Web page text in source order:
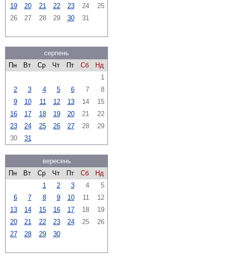
19
20 21 22 23 24
25
26
27 28 29 30 31
серпень
Пн
Вт Ср Чт Пт Сб
Нд
1
2
3 4 5 6 7
8
9
10 11 12 13 14
15
16
17 18 19 20 21
22
23
24 25 26 27 28
29
30
31
вересень
Пн
Вт Ср Чт Пт Сб
Нд
1
2 3 4
5
6
7 8 9 10 11
12
13
14 15 16 17 18
19
20
21 22 23 24 25
26
27
28 29 30